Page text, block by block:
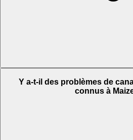
Y a-t-il des problèmes de
connus à